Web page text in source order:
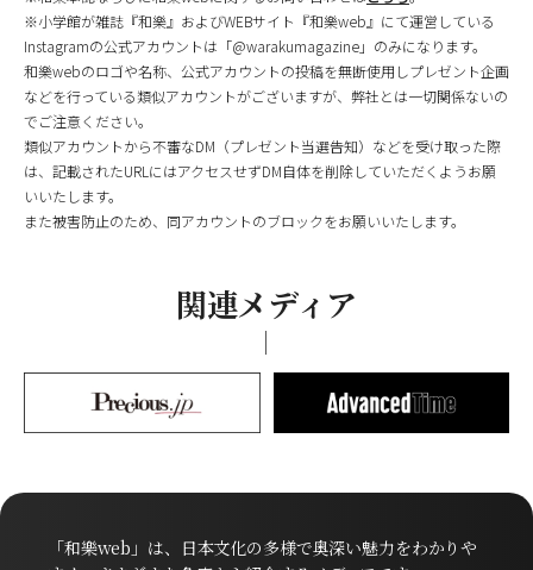
※小学館が雑誌『和樂』およびWEBサイト『和樂web』にて運営している
Instagramの公式アカウントは「@warakumagazine」のみになります。
和樂webのロゴや名称、公式アカウントの投稿を無断使用しプレゼント企画
などを行っている類似アカウントがございますが、弊社とは一切関係ないの
でご注意ください。
類似アカウントから不審なDM（プレゼント当選告知）などを受け取った際
は、記載されたURLにはアクセスせずDM自体を削除していただくようお願
いいたします。
また被害防止のため、同アカウントのブロックをお願いいたします。
関連メディア
「和樂web」は、日本文化の多様で奥深い魅力をわかりや